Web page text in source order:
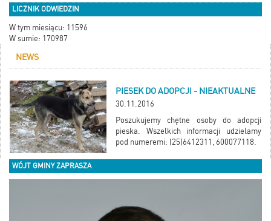
LICZNIK ODWIEDZIN
W tym miesiącu: 11596
W sumie: 170987
NEWS
PIESEK DO ADOPCJI - NIEAKTUALNE
30.11.2016
Poszukujemy chętne osoby do adopcji
pieska. Wszelkich informacji udzielamy
pod numeremi: (25)6412311, 600077118.
WÓJT GMINY ZAPRASZA